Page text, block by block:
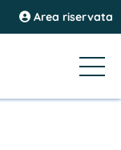
Area riservata